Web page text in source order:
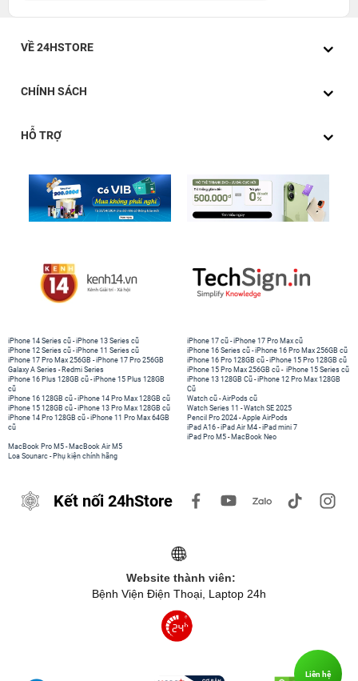
VỀ 24HSTORE
CHÍNH SÁCH
HỖ TRỢ
iPhone 14 Series cũ -iPhone 13 Series cũ
iPhone 12 Series cũ -iPhone 11 Series cũ
iPhone 17 Pro Max 256GB -iPhone 17 Pro 256GB
Galaxy A Series - Redmi Series
iPhone 17 cũ -iPhone 17 Pro Max cũ
iPhone 16 Series cũ - iPhone 16 Pro Max 256GB cũ
iPhone 16 Pro 128GB cũ -iPhone 15 Pro 128GB cũ
iPhone 15 Pro Max 256GB cũ - iPhone 15 Series cũ
iPhone 16 Plus 128GB cũ -iPhone 15 Plus 128GB
cũ
iPhone 16 128GB cũ -iPhone 14 Pro Max 128GB cũ
iPhone 15 128GB cũ -iPhone 13 Pro Max 128GB cũ
iPhone 14 Pro 128GB cũ -iPhone 11 Pro Max 64GB
cũ
iPhone 13 128GB Cũ -iPhone 12 Pro Max 128GB
Cũ
Watch cũ -AirPods cũ
Watch Series 11 -Watch SE 2025
Pencil Pro 2024 -Apple AirPods
iPad A16 -iPad Air M4 -iPad mini 7
iPad Pro M5 - MacBook Neo
MacBook Pro M5 - MacBook Air M5
Loa Sounarc - Phụ kiện chính hãng
Kết nối 24hStore
Website thành viên:
Bệnh Viện Điện Thoại, Laptop 24h
Liên hệ